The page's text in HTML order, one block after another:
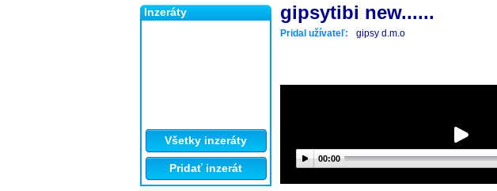
Inzeráty
Všetky inzeráty
Pridať inzerát
gipsytibi new......
Pridal užívateľ: gipsy d.m.o
00:00